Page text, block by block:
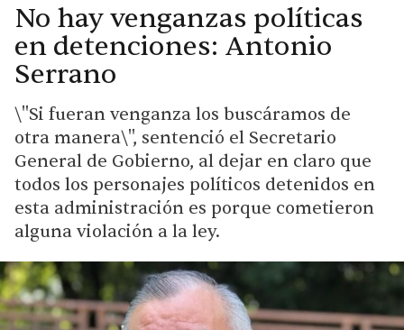
No hay venganzas políticas
en detenciones: Antonio
Serrano
\"Si fueran venganza los buscáramos de
otra manera\", sentenció el Secretario
General de Gobierno, al dejar en claro que
todos los personajes políticos detenidos en
esta administración es porque cometieron
alguna violación a la ley.